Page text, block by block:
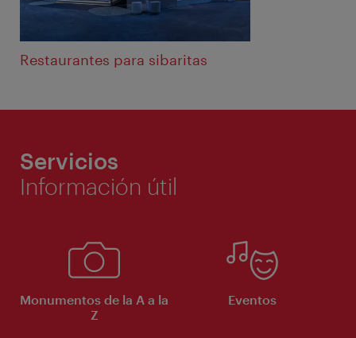
Restaurantes para sibaritas
Servicios
Información útil
Monumentos de la A a la
Z
Eventos